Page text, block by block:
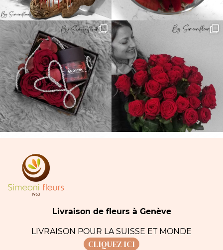
Livraison de fleurs à Genève
LIVRAISON POUR LA SUISSE ET MONDE
CLIQUEZ ICI